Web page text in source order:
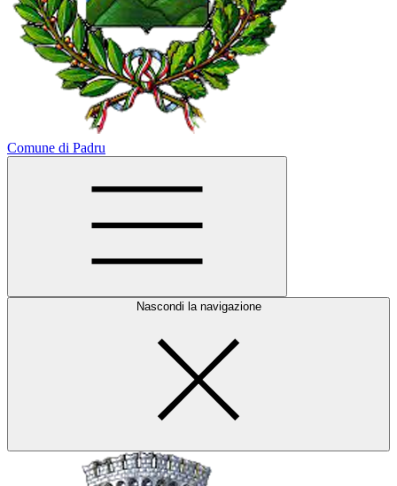
Comune di Padru
Nascondi la navigazione